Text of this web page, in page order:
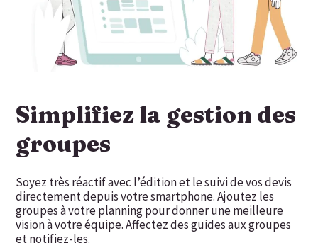
Simplifiez la gestion des
groupes
Soyez très réactif avec l’édition et le suivi de vos devis
directement depuis votre smartphone. Ajoutez les
groupes à votre planning pour donner une meilleure
vision à votre équipe. Affectez des guides aux groupes
et notifiez-les.